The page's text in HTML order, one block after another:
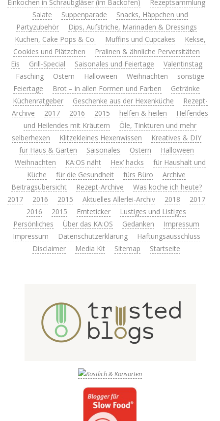
Einkochen in Schraubgläser (im Backofen)
Rezeptsammlung
Salate
Suppenparade
Snacks, Häppchen und
Partyzubehör
Dips, Aufstriche, Marinaden & Dressings
Kuchen, Cake Pops & Co.
Muffins und Cupcakes
Kekse,
Cookies und Plätzchen
Pralinen & ähnliche Perversitäten
Eis
Grill-Special Saisonales und Feiertage
Valentinstag
Fasching
Ostern Halloween Weihnachten
sonstige
Feiertage
Brot – in allen Formen und Farben
Getränke
Küchenratgeber
Geschenke aus der Hexenküche
Rezept-
Archive
2017 2016 2015 helfen & heilen
Helfendes
und Heilendes mit Kräutern
Öle, Tinkturen und mehr
selberhexen
Klitzekleines Hexenwissen
Kreatives & DIY
für Haus & Garten
Saisonales Ostern
Halloween
Weihnachten
KA:OS näht Hex’ hacks
für Haushalt und
Küche
für die Gesundheit fürs Büro
Archive
Beitragsübersicht
Rezept-Archive
Was koche ich heute?
2017
2016 2015 Aktuelles Allerlei-Archiv 2018
2017
2016
2015 Ernteticker
Lustiges und Listiges
Persönliches
Über das KA:OS Gedanken
Impressum
Impressum
Datenschutzerklärung
Haftungsausschluss
Disclaimer
Media Kit Sitemap Startseite